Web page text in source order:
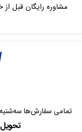
مشاوره رایگان قبل از
تمامی سفارش‌ها
تحویل